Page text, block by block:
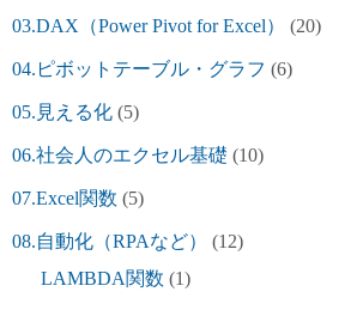
03.DAX（Power Pivot for Excel） (20)
04.ピボットテーブル・グラフ (6)
05.見える化 (5)
06.社会人のエクセル基礎 (10)
07.Excel関数 (5)
08.自動化（RPAなど）
(12)
LAMBDA関数 (1)